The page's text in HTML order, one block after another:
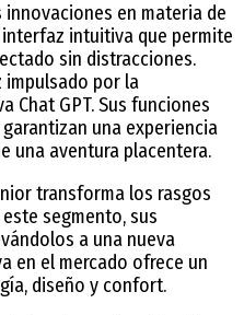
en materia de
intuitiva que permite
sin distracciones.
impulsado por la
Chat GPT. Sus funciones
una experiencia
una aventura placentera.
transforma los rasgos
segmento, sus
a una nueva
en el mercado ofrece un
diseño y confort.